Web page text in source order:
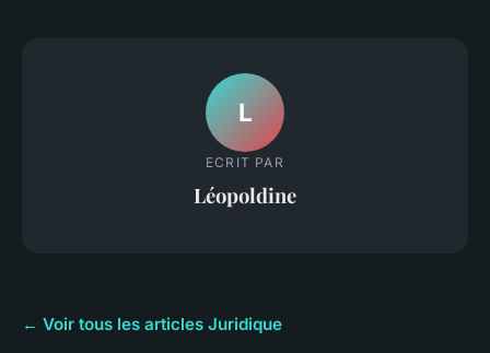
L
ECRIT PAR
Léopoldine
← Voir tous les articles Juridique